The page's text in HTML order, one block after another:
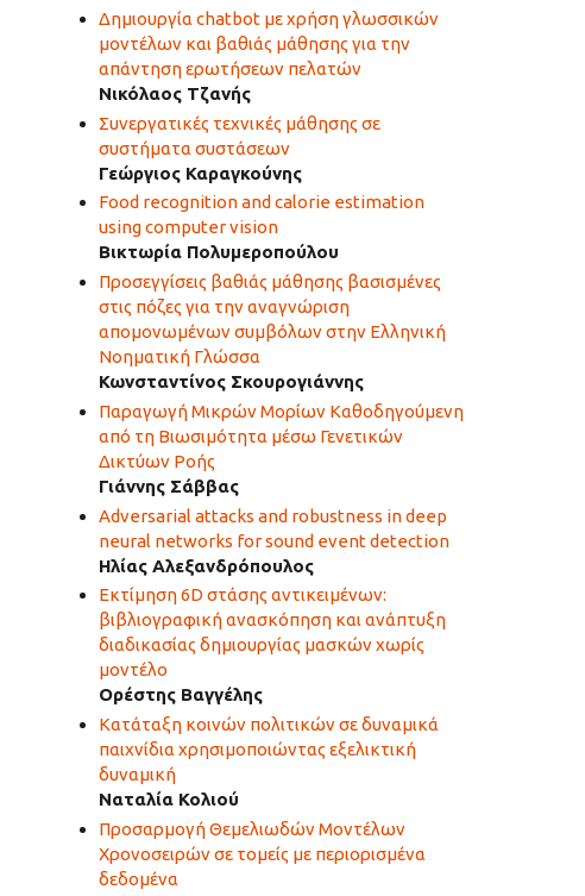
Δημιουργία chatbot με χρήση γλωσσικών
μοντέλων και βαθιάς μάθησης για την
απάντηση ερωτήσεων πελατών
Νικόλαος Τζανής
Συνεργατικές τεχνικές μάθησης σε
συστήματα συστάσεων
Γεώργιος Καραγκούνης
Food recognition and calorie estimation
using computer vision
Βικτωρία Πολυμεροπούλου
Προσεγγίσεις βαθιάς μάθησης βασισμένες
στις πόζες για την αναγνώριση
απομονωμένων συμβόλων στην Ελληνική
Νοηματική Γλώσσα
Κωνσταντίνος Σκουρογιάννης
Παραγωγή Μικρών Μορίων Καθοδηγούμενη
από τη Βιωσιμότητα μέσω Γενετικών
Δικτύων Ροής
Γιάννης Σάββας
Adversarial attacks and robustness in deep
neural networks for sound event detection
Ηλίας Αλεξανδρόπουλος
Εκτίμηση 6D στάσης αντικειμένων:
βιβλιογραφική ανασκόπηση και ανάπτυξη
διαδικασίας δημιουργίας μασκών χωρίς
μοντέλο
Ορέστης Βαγγέλης
Κατάταξη κοινών πολιτικών σε δυναμικά
παιχνίδια χρησιμοποιώντας εξελικτική
δυναμική
Ναταλία Κολιού
Προσαρμογή Θεμελιωδών Μοντέλων
Χρονοσειρών σε τομείς με περιορισμένα
δεδομένα